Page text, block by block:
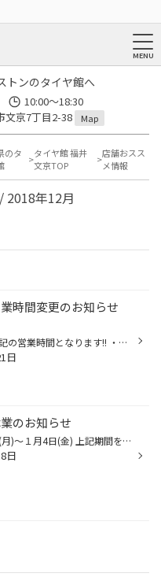
トンのタイヤ館へ
10:00～18:30
京7丁目2-38
Map
のタ
タイヤ館 福井
文京TOP
店舗おスス
メ情報
2018年12月
時間変更のお知らせ
年末年始は下記の営業時間となります!! ・１２月３０日(日) １０：００～１７：３０ ・１月５日(土)・６日(日) １０：００～１８：００ １月７日(月)からは通常営業となります!! 今年もあとわずか。。。お客様のご来店お待ちしております♪*ﾟ
日
のお知らせ
１２月３１日(月)～１月4日(金) 上記期間を年末年始休業とさせていただきますm(_)m
日